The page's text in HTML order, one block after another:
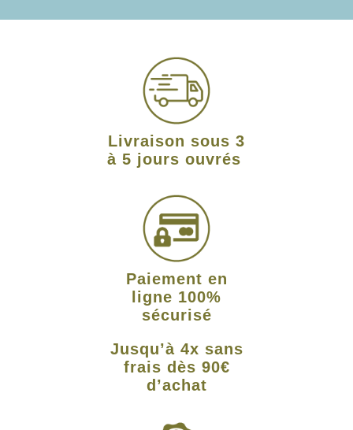
Livraison sous 3
à 5 jours ouvrés
Paiement en
ligne 100%
sécurisé
Jusqu’à 4x sans
frais dès 90€
d’achat